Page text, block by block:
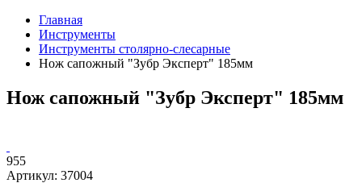
Главная
Инструменты
Инструменты столярно-слесарные
Нож сапожный "Зубр Эксперт" 185мм
Нож сапожный "Зубр Эксперт" 185мм
955
Артикул: 37004